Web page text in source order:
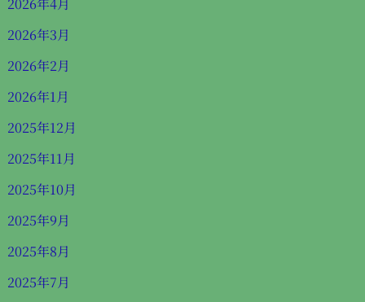
2026年3月
2026年2月
2026年1月
2025年12月
2025年11月
2025年10月
2025年9月
2025年8月
2025年7月